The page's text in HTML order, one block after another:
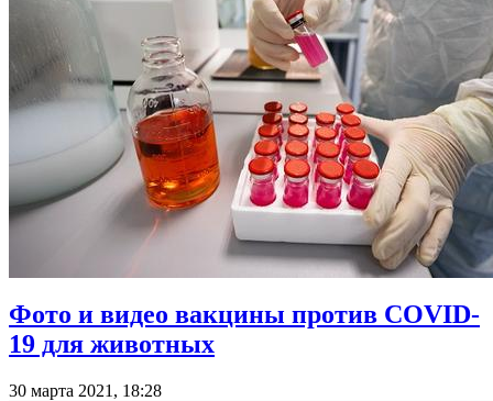
Фото и видео вакцины против COVID-
19 для животных
30 марта 2021, 18:28